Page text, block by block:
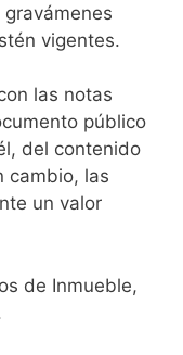
vigentes.
las notas
público
del contenido
cambio, las
un valor
de Inmueble,